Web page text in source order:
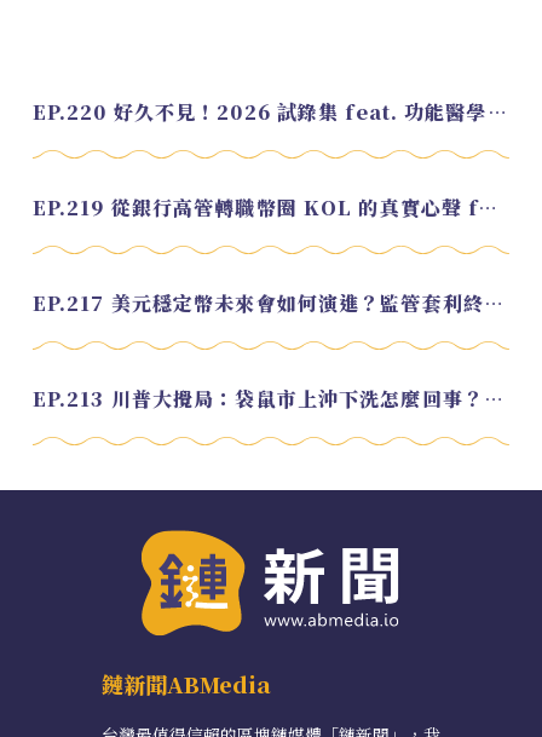
EP.220 好久不見！2026 試錄集 feat. 功能醫學營養師 美寶
EP.219 從銀行高管轉職幣圈 KOL 的真實心聲 feat.龜大
EP.217 美元穩定幣未來會如何演進？監管套利終將收斂？feat. 研究員 余哲安
EP.213 川普大攪局：袋鼠市上沖下洗怎麼回事？feat. Alvin
鏈新聞ABMedia